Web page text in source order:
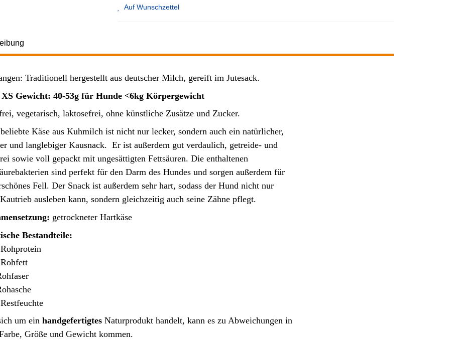
Auf Wunschzettel
Traditionell hergestellt aus deutscher Milch, gereift im Jutesack.
Gewicht: 40-53g für Hunde <6kg Körpergewicht
vegetarisch, laktosefrei, ohne künstliche Zusätze und Zucker.
Käse aus Kuhmilch ist nicht nur lecker, sondern auch ein natürlicher,
und langlebiger Kausnack. Er ist außerdem gut verdaulich, getreide- und
sowie voll gepackt mit ungesättigten Fettsäuren. Die enthaltenen
sind perfekt für den Darm des Hundes und sorgen außerdem für
Fell. Der Snack ist außerdem sehr hart, sodass der Hund nicht nur
ausleben kann, sondern gleichzeitig auch seine Zähne pflegt.
getrockneter Hartkäse
Bestandteile:
um ein handgefertigtes Naturprodukt handelt, kann es zu Abweichungen in
Größe und Gewicht kommen.